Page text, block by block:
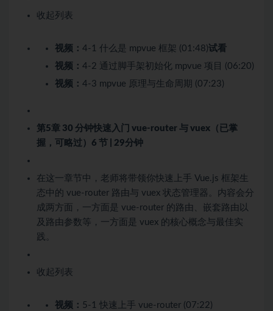
收起列表
视频： 4-1 什么是 mpvue 框架 (01:48)试看
视频： 4-2 通过脚手架初始化 mpvue 项目 (06:20)
视频： 4-3 mpvue 原理与生命周期 (07:23)
第5章 30 分钟快速入门 vue-router 与 vuex（已掌
握，可略过） 6 节 | 29分钟
在这一章节中，老师将带领你快速上手 Vue.js 框架生
态中的 vue-router 路由与 vuex 状态管理器。内容会分
成两方面，一方面是 vue-router 的路由、嵌套路由以
及路由参数等，一方面是 vuex 的核心概念与最佳实
践。
收起列表
视频： 5-1 快速上手 vue-router (07:22)